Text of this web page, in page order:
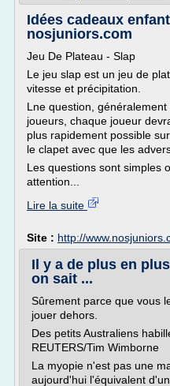
Idées cadeaux
nosjuniors.com
Jeu De Plateau - Slap
Le jeu slap est un jeu de
vitesse et précipitation.
Lne question,
joueurs, chaque joueur
plus rapidement possible
le clapet avec que les
Les questions sont simples
attention...
Lire la suite
Site : http://
Il y a de plus en
on sait ...
Sûrement parce que vous
jouer dehors.
Des petits Australiens
REUTERS/Tim Wimborne
La myopie n'est pas une
aujourd'hui l'équivalent